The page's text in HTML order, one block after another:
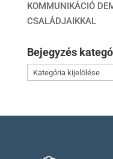
KOMMUNIKÁCIÓ
CSALÁDJAIKKAL
Bejegyzés
Bejegyzés